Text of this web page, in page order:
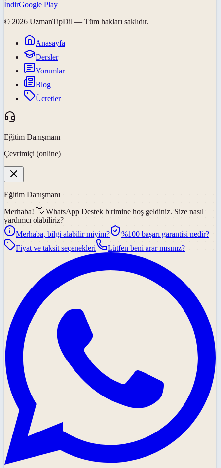
İndirGoogle Play
© 2026 UzmanTipDil — Tüm hakları saklıdır.
Anasayfa
Dersler
Yorumlar
Blog
Ücretler
Eğitim Danışmanı
Çevrimiçi (online)
Eğitim Danışmanı
Merhaba! 👋 WhatsApp Destek birimine hoş geldiniz. Size nasıl
yardımcı olabiliriz?
Merhaba, bilgi alabilir miyim?
%100 başarı garantisi nedir?
Fiyat ve taksit seçenekleri
Lütfen beni arar mısınız?